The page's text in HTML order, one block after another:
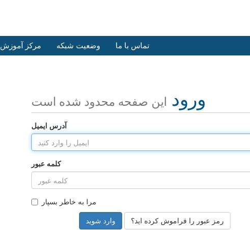
مرکز آموزش وضعیت شبکه تماس با ما
ورود این صفحه محدود شده است
آدرس ایمیل
کلمه عبور
مرا به خاطر بسپار
رمز عبور را فراموش کرده اید؟